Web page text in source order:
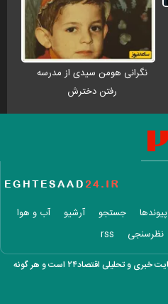
نگرانی هومن سیدی از مدرسه
رفتن دخترش
پیوندها جستجو آرشیو
آب و هوا
نظرسنجی rss
کلیه حقوق این وب سایت متعلق به وب سایت خبری و تحلیلی اقتصاد۲۴ است و هر گونه